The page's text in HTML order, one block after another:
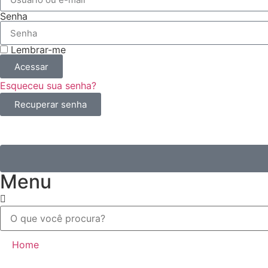
Senha
Lembrar-me
Acessar
Esqueceu sua senha?
Recuperar senha
Menu
Home